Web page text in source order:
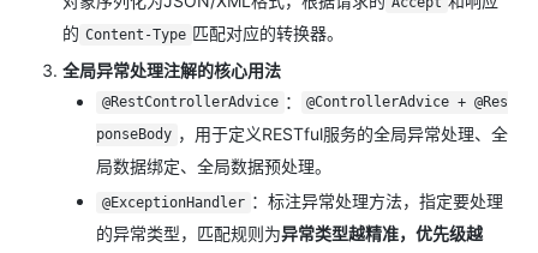
的 Content-Type 匹配对应的转换器。
全局异常处理注解的核心用法
@RestControllerAdvice ：
@ControllerAdvice + @Res
ponseBody ，用于定义RESTful服务的全局异常处理、全
局数据绑定、全局数据预处理。
@ExceptionHandler ：标注异常处理方法，指定要处理
的异常类型，匹配规则为异常类型越精准，优先级越